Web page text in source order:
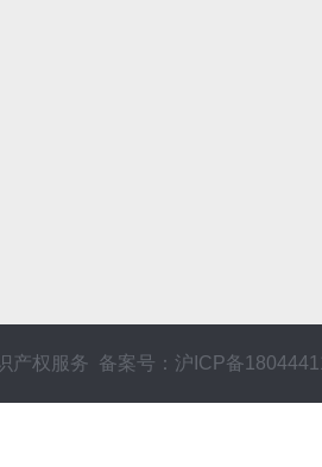
产权服务 备案号：沪ICP备